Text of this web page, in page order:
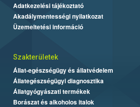
Adatkezelési tájékoztató
Akadálymentességi nyilatkozat
Üzemeltetési információ
Szakterületek
Állat-egészségügy és állatvédelem
Állategészségügyi diagnosztika
Állatgyógyászati termékek
Borászat és alkoholos italok